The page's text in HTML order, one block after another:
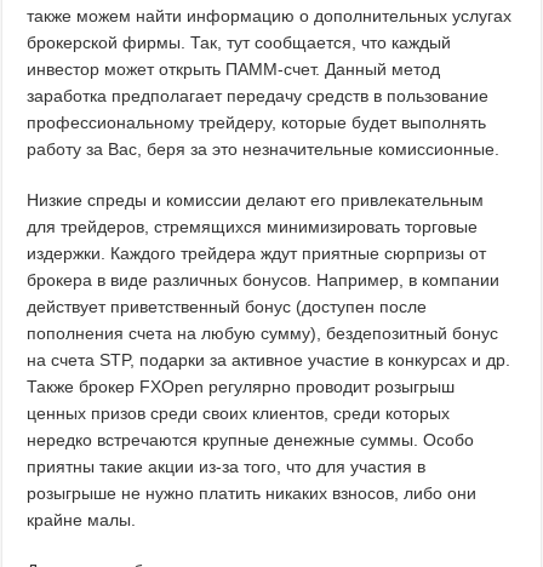
также можем найти информацию о дополнительных услугах
брокерской фирмы. Так, тут сообщается, что каждый
инвестор может открыть ПАММ-счет. Данный метод
заработка предполагает передачу средств в пользование
профессиональному трейдеру, которые будет выполнять
работу за Вас, беря за это незначительные комиссионные.
Низкие спреды и комиссии делают его привлекательным
для трейдеров, стремящихся минимизировать торговые
издержки. Каждого трейдера ждут приятные сюрпризы от
брокера в виде различных бонусов. Например, в компании
действует приветственный бонус (доступен после
пополнения счета на любую сумму), бездепозитный бонус
на счета STP, подарки за активное участие в конкурсах и др.
Также брокер FXOpen регулярно проводит розыгрыш
ценных призов среди своих клиентов, среди которых
нередко встречаются крупные денежные суммы. Особо
приятны такие акции из-за того, что для участия в
розыгрыше не нужно платить никаких взносов, либо они
крайне малы.